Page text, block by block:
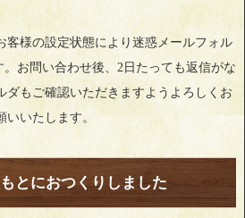
客様の設定状態により迷惑メールフォル
お問い合わせ後、2日たっても返信がな
ダもご確認いただきますようよろしくお
いいたします。
とにおつくりしました